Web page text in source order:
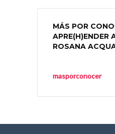
MÁS POR
APRE(H)ENDER
ROSANA
masporconocer